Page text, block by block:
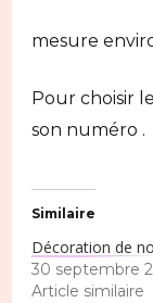
mesure
Pour choisir
son numéro .
Similaire
Décoration de
30 septembre
Article similaire